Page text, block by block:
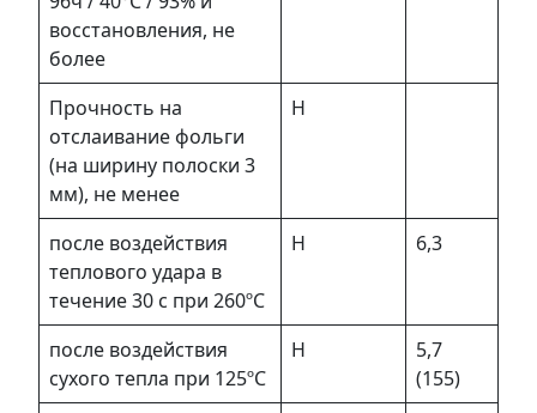
восстановления, не
более
Прочность на
отслаивание фольги
(на ширину полоски 3
мм), не менее
Н
после воздействия
теплового удара в
течение 30 с при 260ºC
Н 6,3
после воздействия
сухого тепла при 125ºC
Н
5,7
(155)